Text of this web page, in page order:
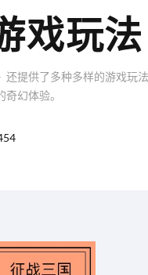
戏玩法
还提供了多种多样的游戏玩
幻体验。